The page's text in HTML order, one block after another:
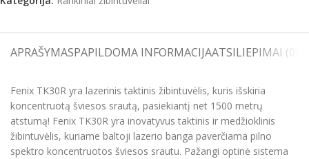
APRAŠYMASPAPILDOMA INFORMACIJAATSILIEPIMAI (0)
Fenix TK30R yra lazerinis taktinis žibintuvėlis, kuris išskiria
koncentruotą šviesos srautą, pasiekiantį net 1500 metrų
atstumą! Fenix TK30R yra inovatyvus taktinis ir medžioklinis
žibintuvėlis, kuriame baltoji lazerio banga paverčiama pilno
spektro koncentruotos šviesos srautu. Pažangi optinė sistema